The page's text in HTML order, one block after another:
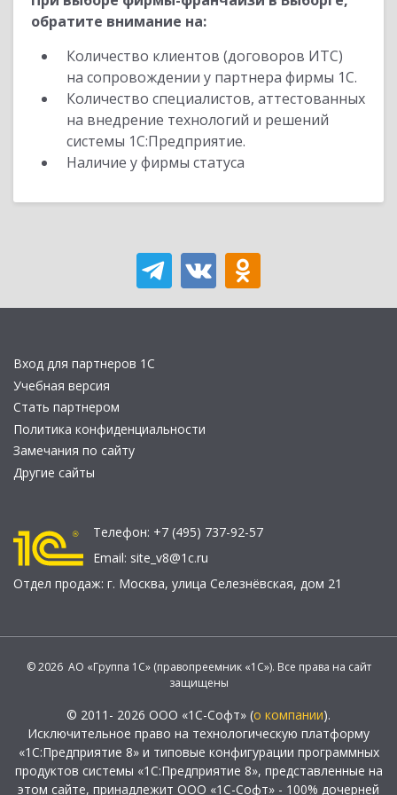
обратите внимание на:
Количество клиентов (договоров ИТС)
на сопровождении у партнера фирмы 1С.
Количество специалистов, аттестованных
на внедрение технологий и решений
системы 1С:Предприятие.
Наличие у фирмы статуса
Вход для партнеров 1С
Учебная версия
Стать партнером
Политика конфиденциальности
Замечания по сайту
Другие сайты
Телефон: +7 (495) 737-92-57
Email: site_v8@1c.ru
Отдел продаж: г. Москва, улица Селезнёвская, дом 21
© 2026 АО «Группа 1С» (правопреемник «1С»). Все права на сайт
защищены
© 2011- 2026 ООО «1С-Софт» (о компании).
Исключительное право на технологическую платформу
«1С:Предприятие 8» и типовые конфигурации программных
продуктов системы «1С:Предприятие 8», представленные на
этом сайте, принадлежит ООО «1С-Софт» - 100% дочерней